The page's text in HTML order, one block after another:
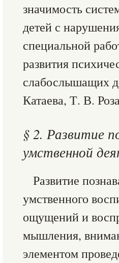
значимость
детей с
специальной
развития
слабослышащих
Катаева, Т. В.
§ 2. Развитие
умственной
Развитие
умственного
ощущений и
мышления,
элементом